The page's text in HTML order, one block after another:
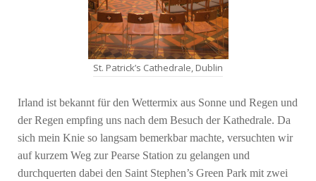
St. Patrick’s Cathedrale, Dublin
Irland ist bekannt für den Wettermix aus Sonne und Regen und
der Regen empfing uns nach dem Besuch der Kathedrale. Da
sich mein Knie so langsam bemerkbar machte, versuchten wir
auf kurzem Weg zur Pearse Station zu gelangen und
durchquerten dabei den Saint Stephen’s Green Park mit zwei